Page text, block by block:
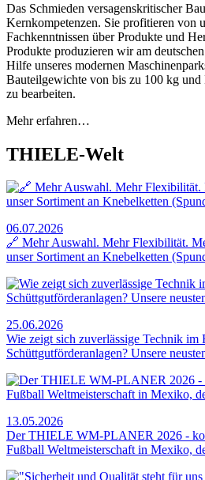
Das Schmieden versagenskritischer
Kernkompetenzen. Sie profitieren von
Fachkenntnissen über Produkte und
Produkte produzieren wir am
Hilfe unseres modernen
Bauteilgewichte von bis zu 100 kg
zu bearbeiten.
Mehr erfahren…
THIELE-Welt
06.07.2026
🔗 Mehr Auswahl. Mehr Flexibilität.
unser Sortiment an Knebelketten
25.06.2026
Wie zeigt sich zuverlässige Technik im
Schüttgutförderanlagen? Unsere
13.05.2026
Der THIELE WM-PLANER 2026 -
Fußball Weltmeisterschaft in Mexiko,